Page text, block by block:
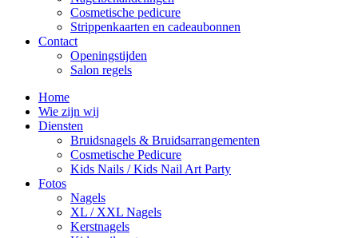
Cosmetische pedicure
Strippenkaarten en cadeaubonnen
Contact
Openingstijden
Salon regels
Home
Wie zijn wij
Diensten
Bruidsnagels & Bruidsarrangementen
Cosmetische Pedicure
Kids Nails / Kids Nail Art Party
Fotos
Nagels
XL / XXL Nagels
Kerstnagels